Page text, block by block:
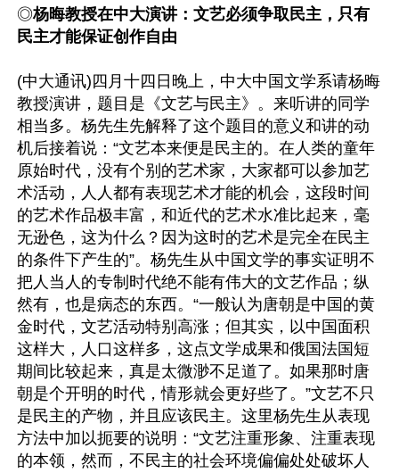
◎杨晦教授在中大演讲：文艺必须争取民主，只有
民主才能保证创作自由
(中大通讯)四月十四日晚上，中大中国文学系请杨晦
教授演讲，题目是《文艺与民主》。来听讲的同学
相当多。杨先生先解释了这个题目的意义和讲的动
机后接着说：“文艺本来便是民主的。在人类的童年
原始时代，没有个别的艺术家，大家都可以参加艺
术活动，人人都有表现艺术才能的机会，这段时间
的艺术作品极丰富，和近代的艺术水准比起来，毫
无逊色，这为什么？因为这时的艺术是完全在民主
的条件下产生的”。杨先生从中国文学的事实证明不
把人当人的专制时代绝不能有伟大的文艺作品；纵
然有，也是病态的东西。“一般认为唐朝是中国的黄
金时代，文艺活动特别高涨；但其实，以中国面积
这样大，人口这样多，这点文学成果和俄国法国短
期间比较起来，真是太微渺不足道了。如果那时唐
朝是个开明的时代，情形就会更好些了。”文艺不只
是民主的产物，并且应该民主。这里杨先生从表现
方法中加以扼要的说明：“文艺注重形象、注重表现
的本领，然而，不民主的社会环境偏偏处处破坏人